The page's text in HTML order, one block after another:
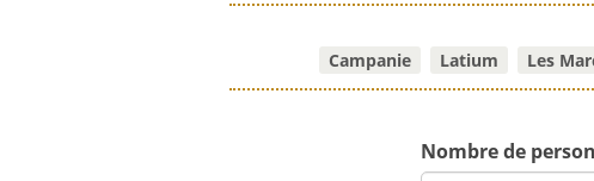
Campanie Latium Les
Nombre de